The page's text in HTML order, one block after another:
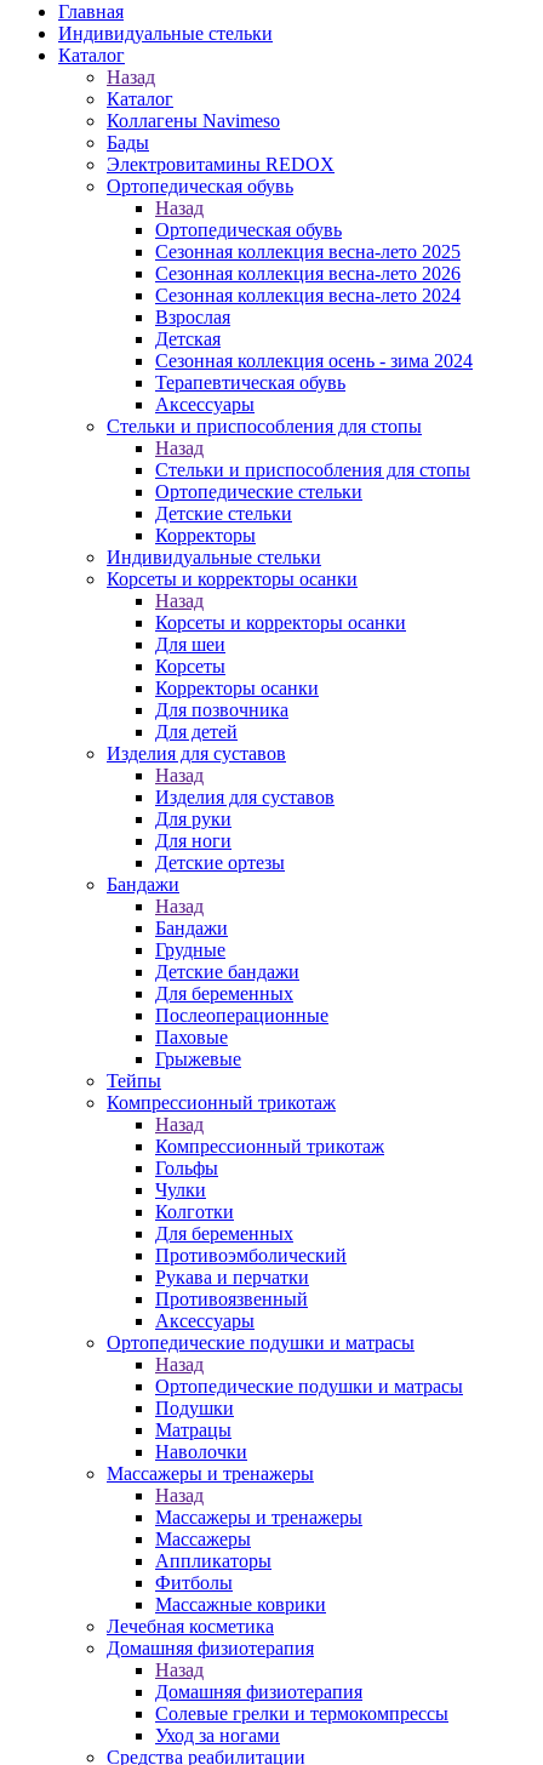
Главная
Индивидуальные стельки
Каталог
Назад
Каталог
Коллагены Navimeso
Бады
Электровитамины REDOX
Ортопедическая обувь
Назад
Ортопедическая обувь
Сезонная коллекция весна-лето 2025
Сезонная коллекция весна-лето 2026
Сезонная коллекция весна-лето 2024
Взрослая
Детская
Сезонная коллекция осень - зима 2024
Терапевтическая обувь
Аксессуары
Стельки и приспособления для стопы
Назад
Стельки и приспособления для стопы
Ортопедические стельки
Детские стельки
Корректоры
Индивидуальные стельки
Корсеты и корректоры осанки
Назад
Корсеты и корректоры осанки
Для шеи
Корсеты
Корректоры осанки
Для позвочника
Для детей
Изделия для суставов
Назад
Изделия для суставов
Для руки
Для ноги
Детские ортезы
Бандажи
Назад
Бандажи
Грудные
Детские бандажи
Для беременных
Послеоперационные
Паховые
Грыжевые
Тейпы
Компрессионный трикотаж
Назад
Компрессионный трикотаж
Гольфы
Чулки
Колготки
Для беременных
Противоэмболический
Рукава и перчатки
Противоязвенный
Аксессуары
Ортопедические подушки и матрасы
Назад
Ортопедические подушки и матрасы
Подушки
Матрацы
Наволочки
Массажеры и тренажеры
Назад
Массажеры и тренажеры
Массажеры
Аппликаторы
Фитболы
Массажные коврики
Лечебная косметика
Домашняя физиотерапия
Назад
Домашняя физиотерапия
Солевые грелки и термокомпрессы
Уход за ногами
Средства реабилитации